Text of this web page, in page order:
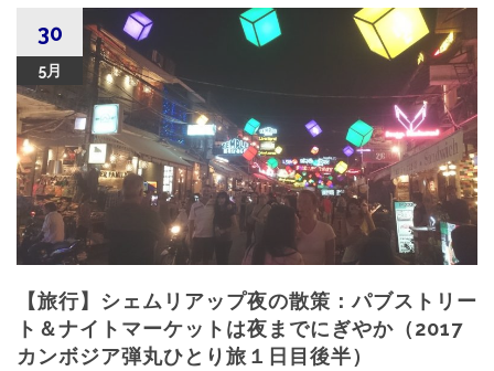
30
5月
【旅行】シェムリアップ夜の散策：パブストリー
ト＆ナイトマーケットは夜までにぎやか（2017
カンボジア弾丸ひとり旅１日目後半）